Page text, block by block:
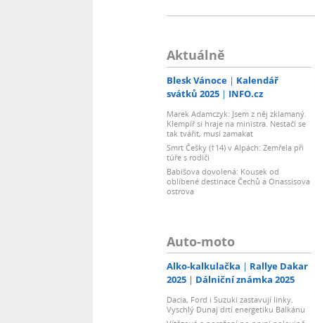
Aktuálně
Blesk Vánoce
Kalendář
svátků 2025
INFO.cz
Marek Adamczyk: Jsem z něj zklamaný.
Klempíř si hraje na ministra. Nestačí se
tak tvářit, musí zamakat
Smrt Češky (†14) v Alpách: Zemřela při
túře s rodiči
Babišova dovolená: Kousek od
oblíbené destinace Čechů a Onassisova
ostrova
Auto-moto
Alko-kalkulačka
Rallye Dakar
2025
Dálniční známka 2025
Dacia, Ford i Suzuki zastavují linky.
Vyschlý Dunaj drtí energetiku Balkánu